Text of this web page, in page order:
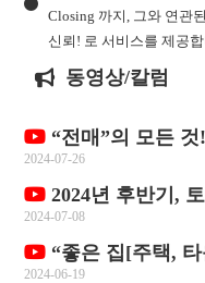
Closing 까지, 그와 연관
신뢰! 로 서비스를 제공
동영상/칼럼
“전매”의 모든
2024-07-26
2024년 후반기,
2024-07-08
“좋은 집[주택,
2024-06-19